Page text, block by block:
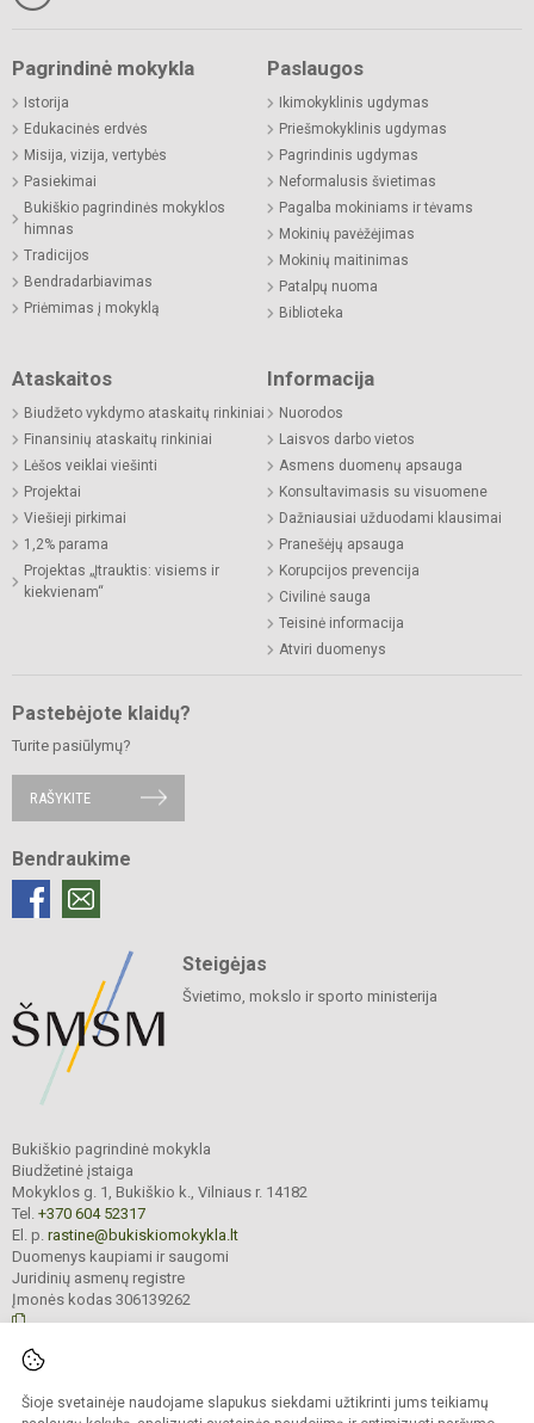
Šioje svetainėje naudojame slapukus siekdami užtikrinti jums teikiamų
Pagrindinė mokykla
Istorija
Edukacinės erdvės
Misija, vizija, vertybės
Pasiekimai
Bukiškio pagrindinės mokyklos
himnas
Tradicijos
Bendradarbiavimas
Priėmimas į mokyklą
Paslaugos
Ikimokyklinis ugdymas
Priešmokyklinis ugdymas
Pagrindinis ugdymas
Neformalusis švietimas
Pagalba mokiniams ir tėvams
Mokinių pavėžėjimas
Mokinių maitinimas
Patalpų nuoma
Biblioteka
Ataskaitos
Biudžeto vykdymo ataskaitų rinkiniai
Finansinių ataskaitų rinkiniai
Lėšos veiklai viešinti
Projektai
Viešieji pirkimai
1,2% parama
Projektas „Įtrauktis: visiems ir
kiekvienam“
Informacija
Nuorodos
Laisvos darbo vietos
Asmens duomenų apsauga
Konsultavimasis su visuomene
Dažniausiai užduodami klausimai
Pranešėjų apsauga
Korupcijos prevencija
Civilinė sauga
Teisinė informacija
Atviri duomenys
Pastebėjote klaidų?
Turite pasiūlymų?
RAŠYKITE
Bendraukime
Steigėjas
Švietimo, mokslo ir sporto ministerija
Bukiškio pagrindinė mokykla
Biudžetinė įstaiga
Mokyklos g. 1, Bukiškio k., Vilniaus r. 14182
Tel. +370 604 52317
El. p. rastine@bukiskiomokykla.lt
Duomenys kaupiami ir saugomi
Juridinių asmenų registre
Įmonės kodas 306139262
Kopijuoti turinį be raštiško Bukiškio pagrindinės mokyklos administracijos